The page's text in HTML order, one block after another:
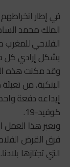
في إطار
الملك محمد
الفلاحي
بشكل إرادي
وقد مكنت هذه
إيداعه دفعة
كوفيد-19.
ويعبر هذا العمل
فرق القرض
التي تجتازها بلادنا.